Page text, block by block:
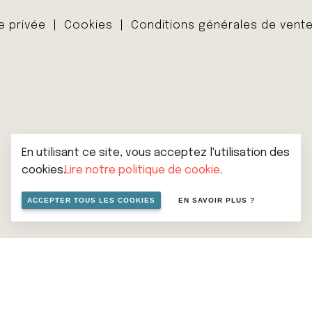
privée Cookies Conditions générales de vente
En utilisant ce site, vous acceptez l'utilisation des
cookies.Lire notre politique de cookie.
ACCEPTER TOUS LES COOKIES EN SAVOIR PLUS ?